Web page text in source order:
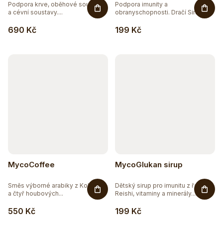
t
ů
d
u
690 Kč
Podpora krve, oběhové soustavy
a cévní soustavy....
199 Kč
Podpora imunity a
obranyschopnosti. Dračí Sirup
MycoCoffee
550 Kč
Směs výborné arabiky z Kolumbie
a čtyř houbových...
MycoGlukan sirup
199 Kč
Dětský sirup pro imunitu z řas s
Reishi, vitaminy a minerály....